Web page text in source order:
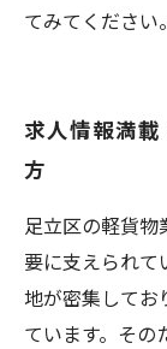
てみてください。
求人情報満
方
足立区の軽貨
要に支えられて
地が密集してお
ています。その